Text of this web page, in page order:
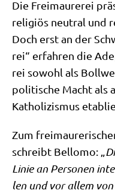
Die Frei­mau­re­rei
reli­gi­ös neu­tral und
Doch erst an der
rei“ erfah­ren die
rei sowohl als
poli­ti­sche Macht als
Katho­li­zis­mus
Zum
schreibt Bel­lo­mo: „
Linie an Per­so­nen
len und vor allem